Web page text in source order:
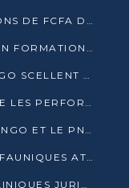
LE PNUD REMET PLUS DE 49 MILLIONS DE FCFA D’ÉQUIPEMENTS POUR ACCÉLÉRER LA NUMÉRISATION DU SYSTÈME DE SANTÉ
L’ACAT CONGO PLACE 54 JEUNES EN FORMATION PROFESSIONNELLE
AGRICULTURE : L’ITALIE ET LE CONGO SCELLENT UN PARTENARIAT POUR UNE PRODUCTION LOCALE DURABLE
SANTÉ : LE CONGO PASSE EN REVUE LES PERFORMANCES DE SES HÔPITAUX À MI-PARCOURS
ENSEIGNEMENT SUPÉRIEUR : LE CONGO ET LE PNUD VEULENT RAPPROCHER LA FORMATION UNIVERSITAIRE DES BESOINS DU MARCHÉ DE L’EMPLOI
QUATRE PRÉSUMÉS DÉLINQUANTS FAUNIQUES ATTENDUS DEVANT LA JUSTICE POUR TRAFIC D’IVOIRE
JUSTICE : LE CONGO LANCE DES CLINIQUES JURIDIQUES POUR RAPPROCHER LE DROIT DES CITOYENS